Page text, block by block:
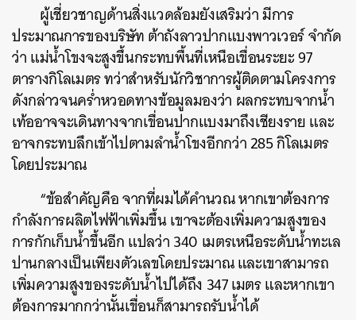
ผู้เชี่ยวชาญด้านสิ่งแวดล้อมยังเสริมว่า มีการ
ประมาณการของบริษัท ต้าถังลาวปากแบงพาวเวอร์ จำกัด
ว่า แม่น้ำโขงจะสูงขึ้นกระทบพื้นที่เหนือเขื่อนระยะ 97
ตารางกิโลเมตร ทว่าสำหรับนักวิชาการผู้ติดตามโครงการ
ดังกล่าวจนคร่ำหวอดทางข้อมูลมองว่า ผลกระทบจากน้ำ
เท้ออาจจะเดินทางจากเขื่อนปากแบงมาถึงเชียงราย และ
อาจกระทบลึกเข้าไปตามลำน้ำโขงอีกกว่า 285 กิโลเมตร
โดยประมาณ
“ข้อสำคัญคือ จากที่ผมได้คำนวณ หากเขาต้องการ
กำลังการผลิตไฟฟ้าเพิ่มขึ้น เขาจะต้องเพิ่มความสูงของ
การกักเก็บน้ำขึ้นอีก แปลว่า 340 เมตรเหนือระดับน้ำทะเล
ปานกลางเป็นเพียงตัวเลขโดยประมาณ และเขาสามารถ
เพิ่มความสูงของระดับน้ำไปได้ถึง 347 เมตร และหากเขา
ต้องการมากกว่านั้นเขื่อนก็สามารถรับน้ำได้